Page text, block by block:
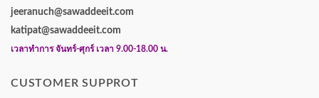
jeeranuch@sawaddeeit.com
katipat@sawaddeeit.com
เวลาทำการ จันทร์-ศุกร์ เวลา 9.00-18.00 น.
CUSTOMER SUPPROT